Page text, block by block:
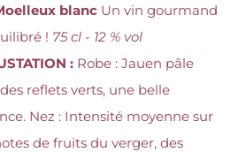
blanc Un vin gourmand
! 75 cl - 12 % vol
:Robe : Jauen pâle
reflets verts, une belle
Nez : Intensité moyenne sur
de fruits du verger, des